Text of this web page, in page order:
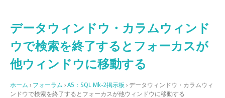
データウィンドウ・カラムウィンド
ウで検索を終了するとフォーカスが
他ウィンドウに移動する
ホーム › フォーラム › A5：SQL Mk-2掲示板 › データウィンドウ・カラムウィ
ンドウで検索を終了するとフォーカスが他ウィンドウに移動する